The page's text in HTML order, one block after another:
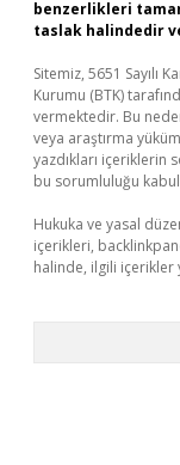
benzerlikleri
taslak halindedir
Sitemiz, 5651 Sayılı
Kurumu (BTK)
vermektedir. Bu
veya araştırma
yazdıkları içeriklerin
bu sorumluluğu kabul
Hukuka ve yasal
içerikleri,
halinde, ilgili içerikler